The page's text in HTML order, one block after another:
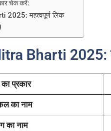
चेक करें:
2025: महत्वपूर्ण लिंक
Bharti 2025:
प्रकार
का नाम
का नाम